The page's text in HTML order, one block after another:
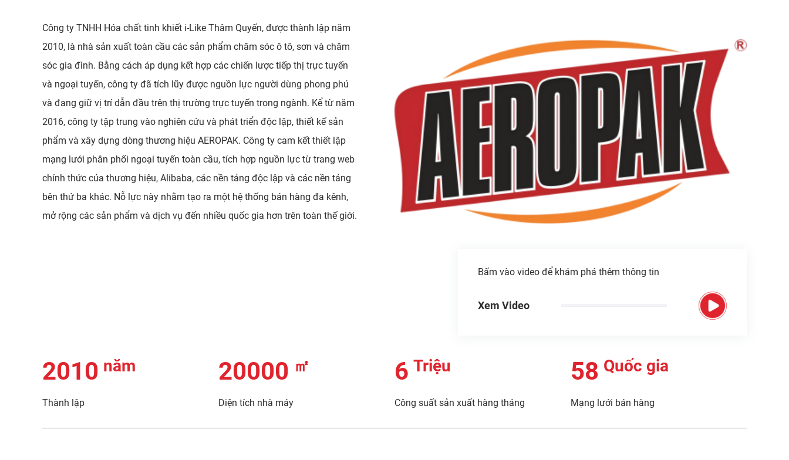
Công ty TNHH Hóa chất tinh khiết i-Like Thâm Quyến, được thành lập năm
2010, là nhà sản xuất toàn cầu các sản phẩm chăm sóc ô tô, sơn và chăm
sóc gia đình. Bằng cách áp dụng kết hợp các chiến lược tiếp thị trực tuyến
và ngoại tuyến, công ty đã tích lũy được nguồn lực người dùng phong phú
và đang giữ vị trí dẫn đầu trên thị trường trực tuyến trong ngành. Kể từ năm
2016, công ty tập trung vào nghiên cứu và phát triển độc lập, thiết kế sản
phẩm và xây dựng dòng thương hiệu AEROPAK. Công ty cam kết thiết lập
mạng lưới phân phối ngoại tuyến toàn cầu, tích hợp nguồn lực từ trang web
chính thức của thương hiệu, Alibaba, các nền tảng độc lập và các nền tảng
bên thứ ba khác. Nỗ lực này nhằm tạo ra một hệ thống bán hàng đa kênh,
mở rộng các sản phẩm và dịch vụ đến nhiều quốc gia hơn trên toàn thế giới.
Bấm vào video để khám phá thêm thông tin
Xem Video
2010 năm
Thành lập
20000 ㎡
Diện tích nhà máy
6 Triệu
Công suất sản xuất hàng tháng
58 Quốc gia
Mạng lưới bán hàng